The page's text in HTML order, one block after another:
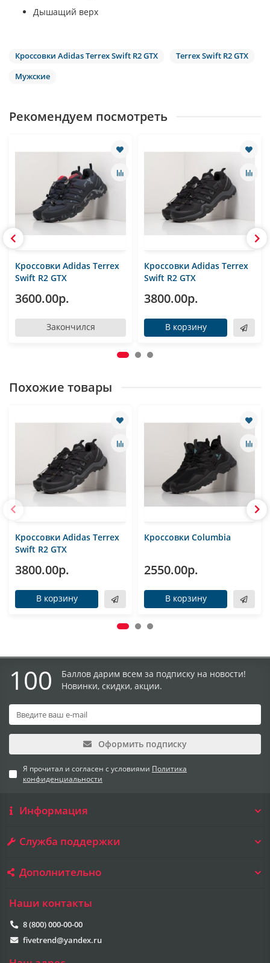
Дышащий верх
Кроссовки Adidas Terrex Swift R2 GTX
Terrex Swift R2 GTX
Мужские
Рекомендуем посмотреть
Кроссовки Adidas Terrex
Swift R2 GTX
3600.00р.
Закончился
Кроссовки Adidas Terrex
Swift R2 GTX
3800.00р.
В корзину
Похожие товары
Кроссовки Adidas Terrex
Swift R2 GTX
3800.00р.
В корзину
Кроссовки Columbia
2550.00р.
В корзину
100
Баллов дарим всем за подписку на новости!
Новинки, скидки, акции.
Оформить подписку
Я прочитал и согласен с условиями Политика
конфиденциальности
Информация
Служба поддержки
Дополнительно
Наши контакты
8 (800) 000-00-00
fivetrend@yandex.ru